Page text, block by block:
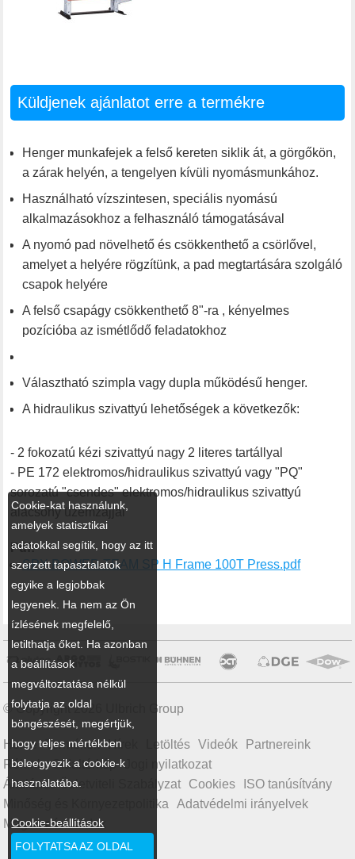
Küldjenek ajánlatot erre a termékre
Henger munkafejek a felső kereten siklik át, a görgőkön,
a zárak helyén, a tengelyen kívüli nyomásmunkához.
Használható vízszintesen, speciális nyomású
alkalmazásokhoz a felhasználó támogatásával
A nyomó pad növelhető és csökkenthető a csörlővel,
amelyet a helyére rögzítünk, a pad megtartására szolgáló
csapok helyére
A felső csapágy csökkenthető 8"-ra , kényelmes
pozícióba az ismétlődő feladatokhoz
Választható szimpla vagy dupla működésű henger.
A hidraulikus szivattyú lehetőségek a következők:
- 2 fokozatú kézi szivattyú nagy 2 literes tartállyal
- PE 172 elektromos/hidraulikus szivattyú vagy "PQ"
sorozatú "csendes" elektromos/hidraulikus szivattyú
alacsony üzemzajjal
Pdf:
SPX POWER TEAM SP H Frame 100T Press.pdf
© Copyright 2026 Ulbrich Group
Home Termékek Hírek Letöltés Videók
Partnereink
Rólunk Oldaltérkép Jogi nyilatkozat
Általános Üzletviteli Szabályzat
Cookies
ISO tanúsítvány
Minőség és Környezetpolitika
Adatvédelmi irányelvek
Magatartási kódex
Cookie-kat használunk,
amelyek statisztikai
adatokkal segítik, hogy az itt
szerzett tapasztalatok
egyike a legjobbak
legyenek. Ha nem az Ön
ízlésének megfelelő,
letilthatja őket. Ha azonban
a beállítások
megváltoztatása nélkül
folytatja az oldal
böngészését, megértjük,
hogy teljes mértékben
beleegyezik a cookie-k
használatába.
Cookie-beállítások
FOLYTATSA AZ OLDAL